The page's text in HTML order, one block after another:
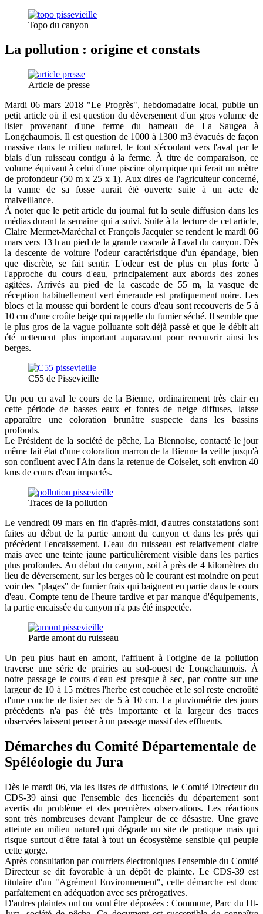
Topo du canyon
La pollution : origine et constats
Article de presse
Mardi 06 mars 2018 "Le Progrès", hebdomadaire local, publie un
petit article où il est question du déversement d'un gros volume de
lisier provenant d'une ferme du hameau de La Saugea à
Longchaumois. Il est question de 1000 à 1300 m3 évacués de façon
massive dans le milieu naturel, le tout s'écoulant vers l'aval par le
biais d'un ruisseau contigu à la ferme. À titre de comparaison, ce
volume équivaut à celui d'une piscine olympique qui ferait un mètre
de profondeur (50 m x 25 x 1). Aux dires de l'agriculteur concerné,
la vanne de sa fosse aurait été ouverte suite à un acte de
malveillance.
À noter que le petit article du journal fut la seule diffusion dans les
médias durant la semaine qui a suivi. Suite à la lecture de cet article,
Claire Mermet-Maréchal et François Jacquier se rendent le mardi 06
mars vers 13 h au pied de la grande cascade à l'aval du canyon. Dès
la descente de voiture l'odeur caractéristique d'un épandage, bien
que discrète, se fait sentir. L'odeur est de plus en plus forte à
l'approche du cours d'eau, principalement aux abords des zones
agitées. Arrivés au pied de la cascade de 55 m, la vasque de
réception habituellement vert émeraude est pratiquement noire. Les
blocs et la mousse qui bordent le cours d'eau sont recouverts de 5 à
10 cm d'une croûte beige qui rappelle du fumier séché. Il semble que
le plus gros de la vague polluante soit déjà passé et que le débit ait
été nettement plus important auparavant pour recouvrir ainsi les
berges.
C55 de Pissevieille
Un peu en aval le cours de la Bienne, ordinairement très clair en
cette période de basses eaux et fontes de neige diffuses, laisse
apparaître une coloration brunâtre suspecte dans les bassins
profonds.
Le Président de la société de pêche, La Biennoise, contacté le jour
même fait état d'une coloration marron de la Bienne la veille jusqu'à
son confluent avec l'Ain dans la retenue de Coiselet, soit environ 40
kms de cours d'eau impactés.
Traces de la pollution
Le vendredi 09 mars en fin d'après-midi, d'autres constatations sont
faites au début de la partie amont du canyon et dans les prés qui
précèdent l'encaissement. L'eau du ruisseau est relativement claire
mais avec une teinte jaune particulièrement visible dans les parties
plus profondes. Au début du canyon, soit à près de 4 kilomètres du
lieu de déversement, sur les berges où le courant est moindre on peut
voir des "plages" de fumier frais qui baignent en partie dans le cours
d'eau. Compte tenu de l'heure tardive et par manque d'équipements,
la partie encaissée du canyon n'a pas été inspectée.
Partie amont du ruisseau
Un peu plus haut en amont, l'affluent à l'origine de la pollution
traverse une série de prairies au sud-ouest de Longchaumois. À
notre passage le cours d'eau est presque à sec, par contre sur une
largeur de 10 à 15 mètres l'herbe est couchée et le sol reste encroûté
d'une couche de lisier sec de 5 à 10 cm. La pluviométrie des jours
précédents n'a pas été très importante et la largeur des traces
observées laissent penser à un passage massif des effluents.
Démarches du Comité Départementale de
Spéléologie du Jura
Dès le mardi 06, via les listes de diffusions, le Comité Directeur du
CDS-39 ainsi que l'ensemble des licenciés du département sont
avertis du problème et des premières observations. Les réactions
sont très nombreuses devant l'ampleur de ce désastre. Une grave
atteinte au milieu naturel qui dégrade un site de pratique mais qui
risque surtout d'être fatal à tout un écosystème sensible qui peuple
cette gorge.
Après consultation par courriers électroniques l'ensemble du Comité
Directeur se dit favorable à un dépôt de plainte. Le CDS-39 est
titulaire d'un "Agrément Environnement", cette démarche est donc
parfaitement en adéquation avec ses prérogatives.
D'autres plaintes ont ou vont être déposées : Commune, Parc du Ht-